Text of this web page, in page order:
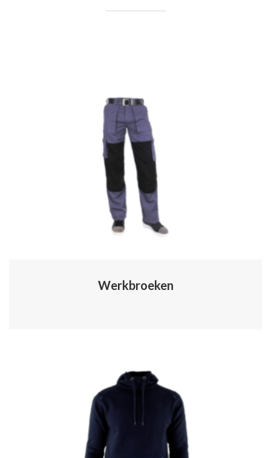
Werkbroeken